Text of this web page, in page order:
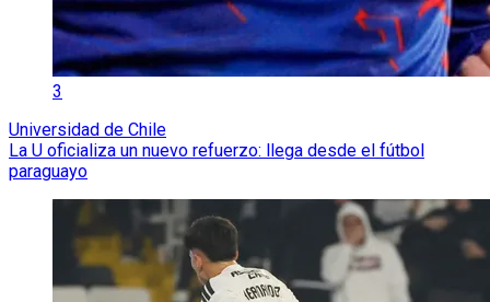
3
Universidad de Chile
La U oficializa un nuevo refuerzo: llega desde el fútbol
paraguayo